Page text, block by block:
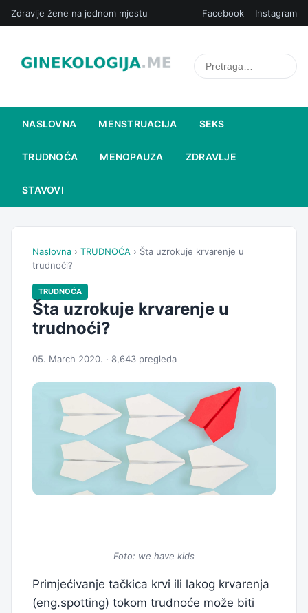
Zdravlje žene na jednom mjestu Facebook Instagram
NASLOVNA MENSTRUACIJA SEKS
TRUDNOĆA MENOPAUZA ZDRAVLJE
STAVOVI
Naslovna › TRUDNOĆA › Šta uzrokuje krvarenje u
trudnoći?
TRUDNOĆA
Šta uzrokuje krvarenje u
trudnoći?
05. March 2020. · 8,643 pregleda
Foto: we have kids
Primjećivanje tačkica krvi ili lakog krvarenja
(eng.spotting) tokom trudnoće može biti